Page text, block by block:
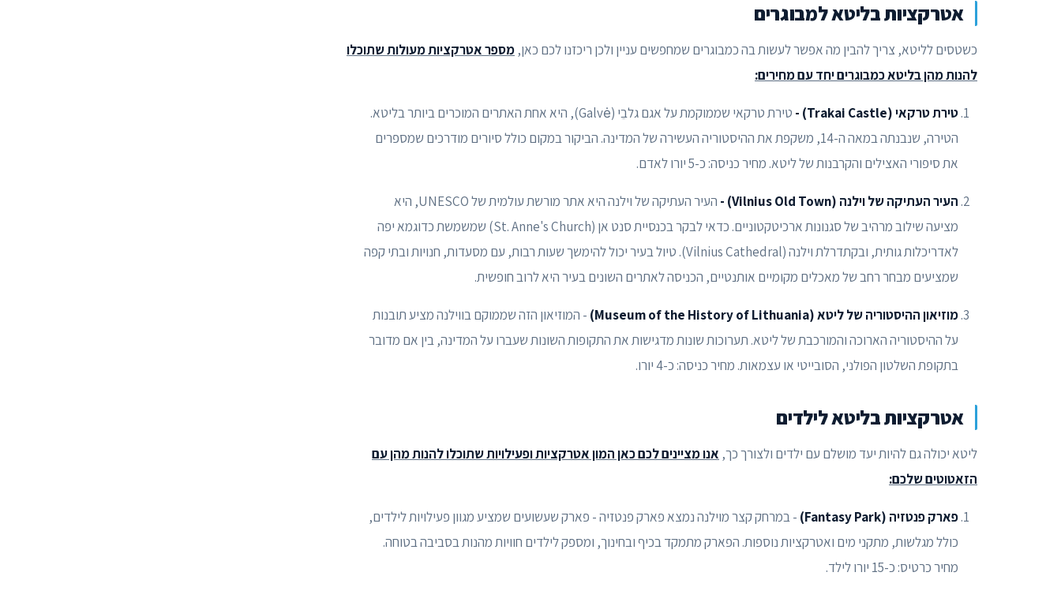
אטרקציות בליטא למבוגרים
כשטסים לליטא, צריך להבין מה אפשר לעשות בה כמבוגרים שמחפשים עניין ולכן ריכזנו לכם כאן, מספר אטרקציות מעולות שתוכלו
להנות מהן בליטא כמבוגרים יחד עם מחירים:
טירת טרקאי (Trakai Castle) -
טירת טרקאי שממוקמת על אגם גלבֵי (Galvė), היא אחת האתרים המוכרים ביותר בליטא.
הטירה, שנבנתה במאה ה-14, משקפת את ההיסטוריה העשירה של המדינה. הביקור במקום כולל סיורים מודרכים שמספרים
את סיפורי האצילים והקרבנות של ליטא. מחיר כניסה: כ-5 יורו לאדם.
העיר העתיקה של וילנה (Vilnius Old Town) -
העיר העתיקה של וילנה היא אתר מורשת עולמית של UNESCO, היא
מציעה שילוב מרהיב של סגנונות ארכיטקטוניים. כדאי לבקר בכנסיית סנט אן (St. Anne's Church) שמשמשת כדוגמא יפה
לאדריכלות גותית, ובקתדרלת וילנה (Vilnius Cathedral). טיול בעיר יכול להימשך שעות רבות, עם מסעדות, חנויות ובתי קפה
שמציעים מבחר רחב של מאכלים מקומיים אותנטיים, הכניסה לאתרים השונים בעיר היא לרוב חופשית.
מוזיאון ההיסטוריה של ליטא (Museum of the History of Lithuania)
- המוזיאון הזה שממוקם בווילנה מציע תובנות
על ההיסטוריה הארוכה והמורכבת של ליטא. תערוכות שונות מדגישות את התקופות השונות שעברו על המדינה, בין אם מדובר
בתקופת השלטון הפולני, הסובייטי או עצמאות. מחיר כניסה: כ-4 יורו.
אטרקציות בליטא לילדים
ליטא יכולה גם להיות יעד מושלם עם ילדים ולצורך כך, אנו מציינים לכם כאן המון אטרקציות ופעילויות שתוכלו להנות מהן עם
הזאטוטים שלכם:
פארק פנטזיה (Fantasy Park)
- במרחק קצר מוילנה נמצא פארק פנטזיה - פארק שעשועים שמציע מגוון פעילויות לילדים,
כולל מגלשות, מתקני מים ואטרקציות נוספות. הפארק מתמקד בכיף ובחינוך, ומספק לילדים חוויות מהנות בסביבה בטוחה.
מחיר כרטיס: כ-15 יורו לילד.